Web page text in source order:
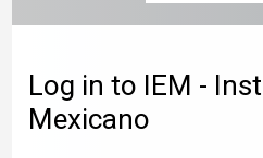
Log in to IEM -
Mexicano